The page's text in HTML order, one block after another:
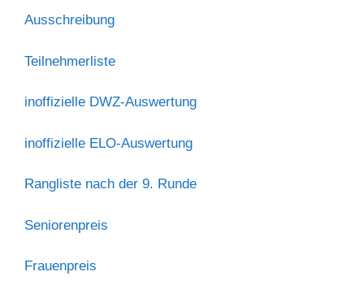
Ausschreibung
Teilnehmerliste
inoffizielle DWZ-Auswertung
inoffizielle ELO-Auswertung
Rangliste nach der 9. Runde
Seniorenpreis
Frauenpreis